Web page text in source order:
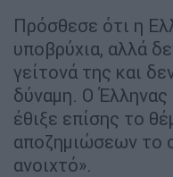
Πρόσθεσε ότι η
υποβρύχια, αλλά
γείτονά της και
δύναμη. Ο
έθιξε επίσης το
αποζημιώσεων το
ανοιχτό».